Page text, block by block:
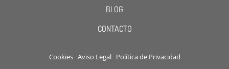
BLOG
CONTACTO
Cookies Aviso Legal Política de Privacidad